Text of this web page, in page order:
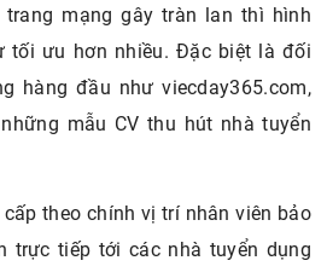
mạng gây tràn lan thì hình
tối ưu hơn nhiều. Đặc biệt là đối
hàng đầu như viecday365.com,
mẫu CV thu hút nhà tuyển
theo chính vị trí nhân viên bảo
trực tiếp tới các nhà tuyển dụng